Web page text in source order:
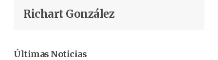
Richart González
Últimas Noticias